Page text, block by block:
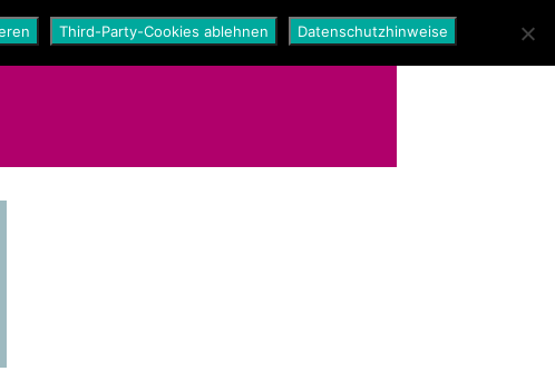
Third-Party-Cookies ablehnen Datenschutzhinweise